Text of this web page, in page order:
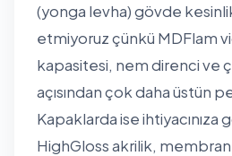
(yonga levha) gövde
etmiyoruz çünkü MDFlam
kapasitesi, nem direnci ve
açısından çok daha üstün
Kapaklarda ise ihtiyacınıza
HighGloss akrilik,